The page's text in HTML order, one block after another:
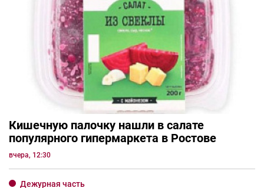
Кишечную палочку нашли в салате
популярного гипермаркета в Ростове
вчера, 12:30
Дежурная часть